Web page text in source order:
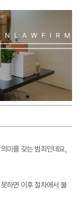
미를 갖는 범죄인데요,
하면 이후 절차에서 불